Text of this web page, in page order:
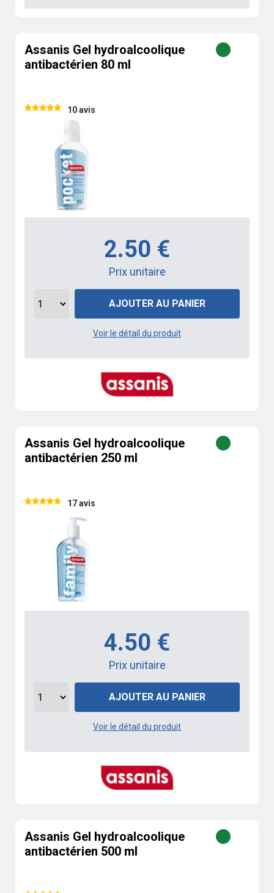
Assanis Gel hydroalcoolique
antibactérien 80 ml
10 avis
2.50 €
Prix unitaire
AJOUTER AU PANIER
Voir le détail du produit
Assanis Gel hydroalcoolique
antibactérien 250 ml
17 avis
4.50 €
Prix unitaire
AJOUTER AU PANIER
Voir le détail du produit
Assanis Gel hydroalcoolique
antibactérien 500 ml